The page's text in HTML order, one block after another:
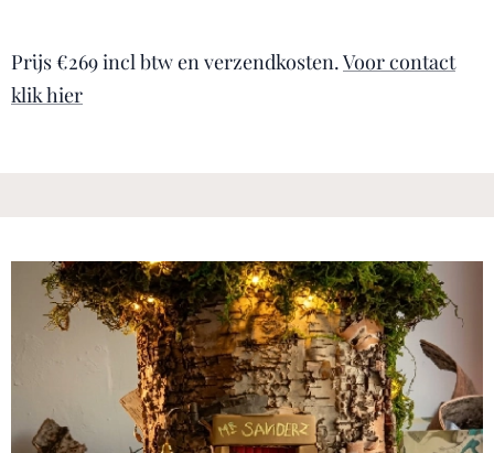
Prijs €269 incl btw en verzendkosten.Voor contact
klik hier